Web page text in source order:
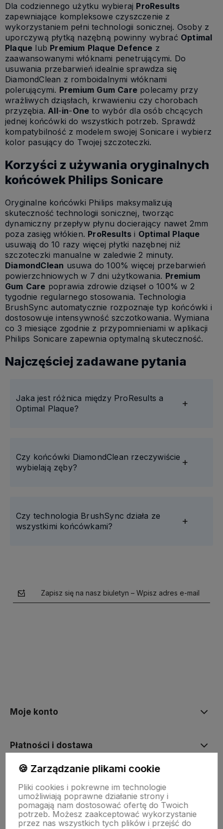
Dla codziennego użytku wybieraj ProResults
zapewniające kompleksowe czyszczenie z
wykorzystaniem pełni technologii sonicznej. Osoby z
uporczywą płytką nazębną powinny wybrać Optimal
Plaque lub Premium Plaque Defence z
zaawansowanymi włóknami penetrującymi. Do
usuwania przebarwień idealnie sprawdza się
DiamondClean z romboidalnymi włóknami
polerującymi. Premium Gum Care polecamy przy
wrażliwych dziąsłach, krwawieniu czy chorobach
przyzębia. All-in-One to wybór dla osób chcących
jednej końcówki do wszystkich potrzeb. Sprawdź
kompatybilność z modelem swojej Sonicare i wybierz
kolor pasujący do Twojej szczoteczki.
Korzyści z używania oryginalnych
końcówek Philips Sonicare
Oryginalne końcówki Philips maksymalizują
skuteczność technologii sonicznej, tworząc
dynamiczny przepływ płynu docierający nawet 2mm
poza zasięg włókien. ProResults i Optimal Plaque
usuwają do 10 razy więcej płytki nazębnej niż
szczoteczki manualne w zaledwie 2 minuty.
DiamondClean usuwa do 100% więcej przebarwień
powierzchniowych w 7 dni użytkowania. Premium
Gum Care poprawia zdrowie dziąseł o 100% w 2
tygodnie regularnego stosowania. Technologia
BrushSync automatycznie rozpoznaje typ końcówki i
dostosowuje intensywność szczotkowania. Wymiana
co 3 miesiące zgodnie z przypomnieniami w aplikacji
Philips Sonicare zapewnia optymalną skuteczność.
Najczęściej zadawane pytania
Jaka jest różnica między ProResults a
Optimal Plaque?
Czy końcówki DiamondClean rzeczywiście
wybielają zęby?
Czy technologia BrushSync działa ze
wszystkimi końcówkami?
Zapisz się na nasz biuletyn – Wpisz adres e-mail
Moje konto
Płatności i dostawa
Kontakt
🍪 Zarządzanie plikami cookie
Pliki cookies i pokrewne im technologie
umożliwiają poprawne działanie strony i
pomagają nam dostosować ofertę do Twoich
potrzeb. Możesz zaakceptować wykorzystanie
przez nas wszystkich tych plików i przejść do